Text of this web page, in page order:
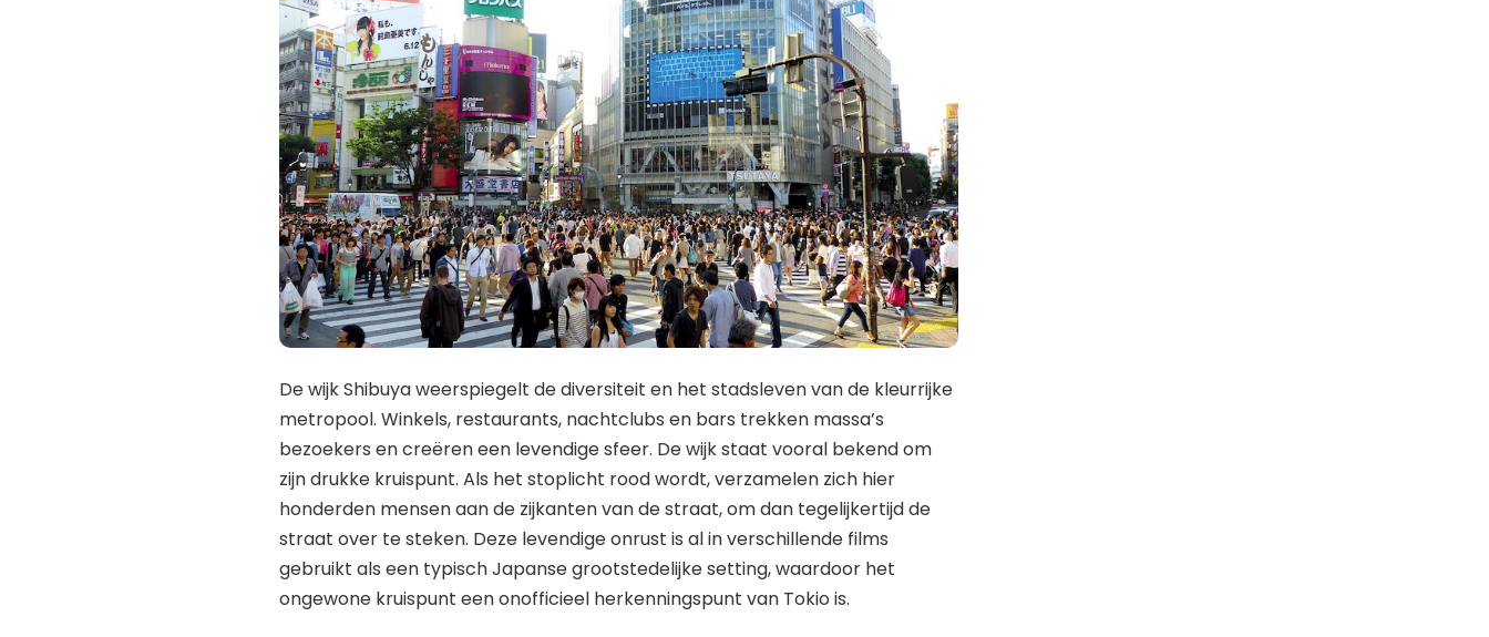
De wijk Shibuya weerspiegelt de diversiteit en het stadsleven van de kleurrijke
metropool. Winkels, restaurants, nachtclubs en bars trekken massa’s
bezoekers en creëren een levendige sfeer. De wijk staat vooral bekend om
zijn drukke kruispunt. Als het stoplicht rood wordt, verzamelen zich hier
honderden mensen aan de zijkanten van de straat, om dan tegelijkertijd de
straat over te steken. Deze levendige onrust is al in verschillende films
gebruikt als een typisch Japanse grootstedelijke setting, waardoor het
ongewone kruispunt een onofficieel herkenningspunt van Tokio is.